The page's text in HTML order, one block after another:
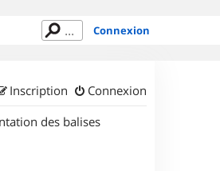
Connexion
Connexion
Inscription
des balises